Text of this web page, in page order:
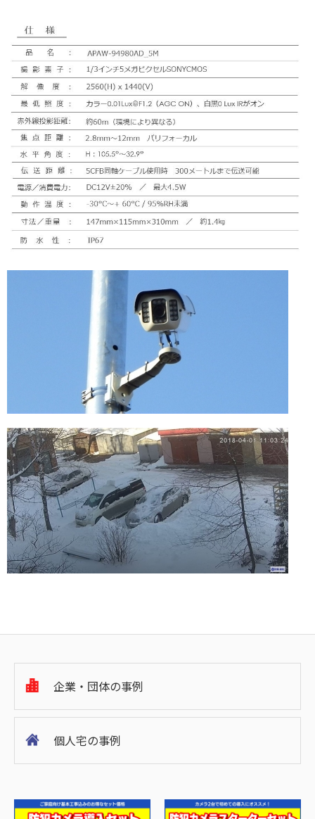
企業・団体の事例
個人宅の事例